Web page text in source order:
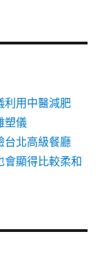
利用中醫減肥
塑儀
台北高級餐廳
會顯得比較柔和